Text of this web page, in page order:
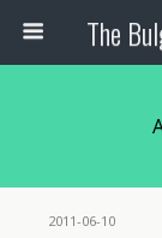
2011-06-10